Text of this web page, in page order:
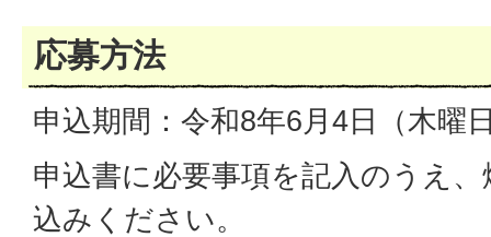
応募方法
申込期間：令和8年6月4日（木曜
申込書に必要事項を記入のうえ
込みください。